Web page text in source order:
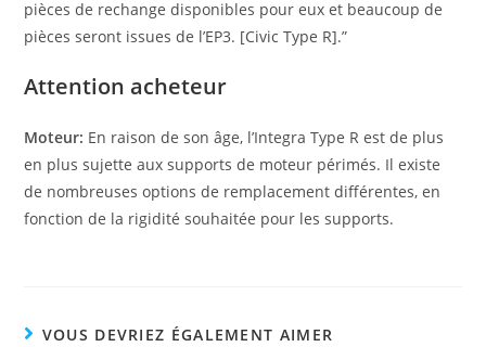
pièces de rechange disponibles pour eux et beaucoup de
pièces seront issues de l’EP3. [Civic Type R].”
Attention acheteur
Moteur: En raison de son âge, l’Integra Type R est de plus
en plus sujette aux supports de moteur périmés. Il existe
de nombreuses options de remplacement différentes, en
fonction de la rigidité souhaitée pour les supports.
VOUS DEVRIEZ ÉGALEMENT AIMER